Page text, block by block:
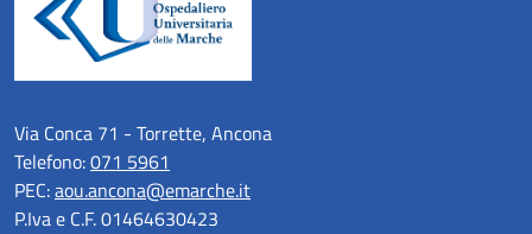
Via Conca 71 - Torrette, Ancona
Telefono:071 5961
PEC:aou.ancona@emarche.it
P.Iva e C.F. 01464630423